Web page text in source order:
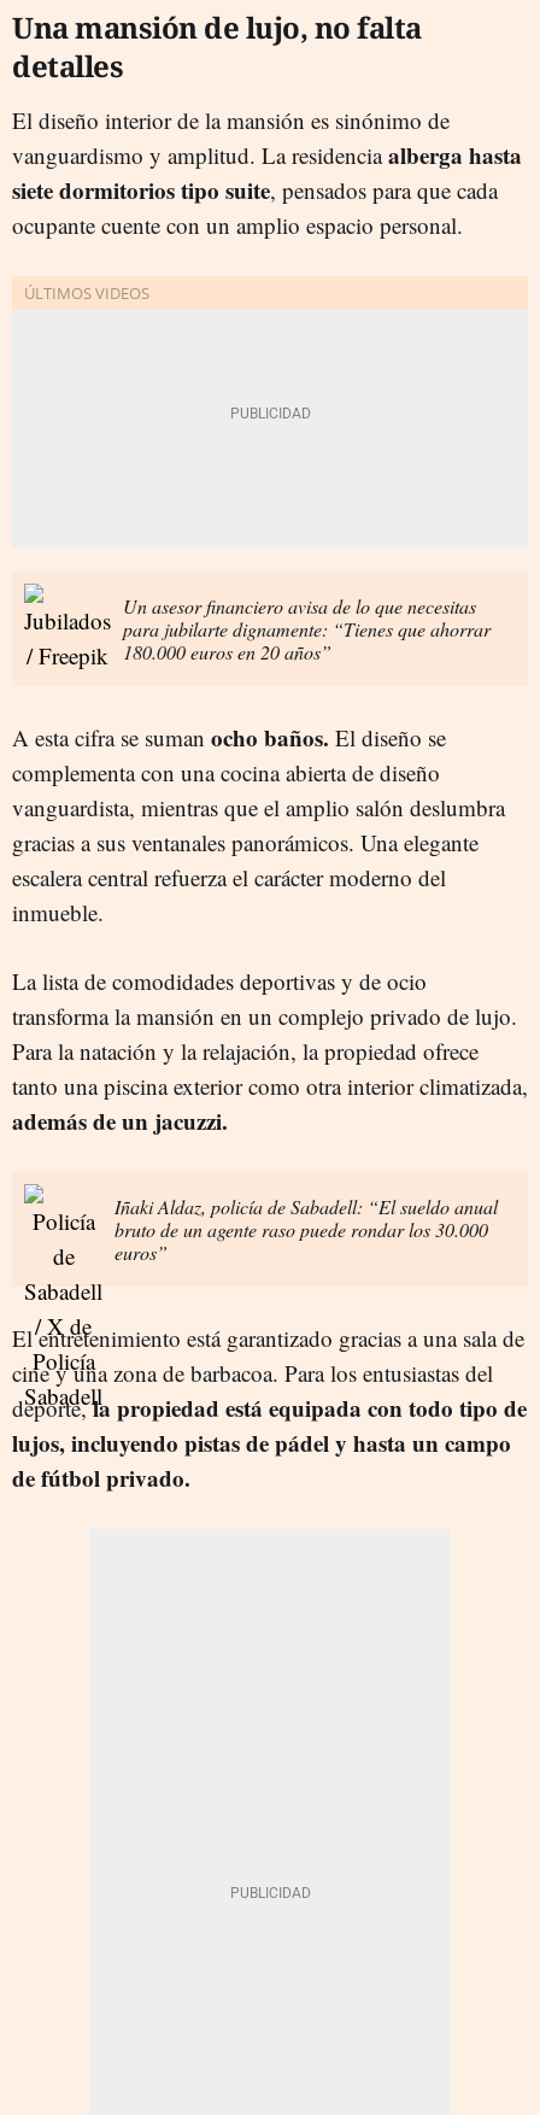
Una mansión de lujo, no falta
detalles
El diseño interior de la mansión es sinónimo de
vanguardismo y amplitud. La residenciaalberga hasta
siete dormitorios tipo suite, pensados para que cada
ocupante cuente con un amplio espacio personal.
Un asesor financiero avisa de lo que necesitas
para jubilarte dignamente: “Tienes que ahorrar
180.000 euros en 20 años”
A esta cifra se suman ocho baños. El diseño se
complementa con una cocina abierta de diseño
vanguardista, mientras que el amplio salón deslumbra
gracias a sus ventanales panorámicos. Una elegante
escalera central refuerza el carácter moderno del
inmueble.
La lista de comodidades deportivas y de ocio
transforma la mansión en un complejo privado de lujo.
Para la natación y la relajación, la propiedad ofrece
tanto una piscina exterior como otra interior climatizada,
además de un jacuzzi.
Iñaki Aldaz, policía de Sabadell: “El sueldo anual
bruto de un agente raso puede rondar los 30.000
euros”
El entretenimiento está garantizado gracias a una sala de
cine y una zona de barbacoa. Para los entusiastas del
deporte,la propiedad está equipada con todo tipo de
lujos, incluyendo pistas de pádel y hasta un campo
de fútbol privado.